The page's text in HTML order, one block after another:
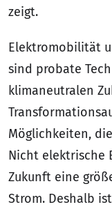
zeigt.
Elektromobilität
sind probate
klimaneutralen
Möglichkeiten,
Nicht elektrische
Zukunft eine
Strom. Deshalb